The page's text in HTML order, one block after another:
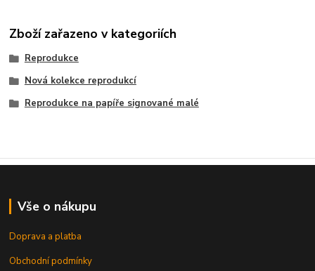
Zboží zařazeno v kategoriích
Reprodukce
Nová kolekce reprodukcí
Reprodukce na papíře signované malé
Vše o nákupu
Doprava a platba
Obchodní podmínky